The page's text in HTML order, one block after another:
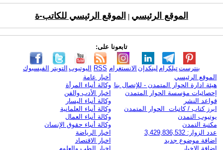
الموقع الرئيسي الموقع الرئيسي للكاتب-ة
تابعونا على:
الفيسبوك التويتر اليوتيوب RSS الانستغرام لينكدإن تيلكرامبنترست
الموقع الرئيسي
هيئة ادارة الحوار المتمدن - للإتصال بنا
إحصائيات مؤسسة الحوار المتمدن
قواعد النشر
ابرز كتاب / كاتبات الحوار المتمدن
يوتيوب التمدن
مكتبة التمدن
عدد الزوار: 3,429,836,532
اضافة موضوع جديد
اضافة الاخبار
أخبار عامة
وكالة أنباء المرأة
اخبار الأدب والفن
وكالة أنباء اليسار
وكالة أنباء العلمانية
وكالة أنباء العمال
وكالة أنباء حقوق الإنسان
اخبار الرياضة
اخبار الاقتصاد
اخبار الطب والعلوم